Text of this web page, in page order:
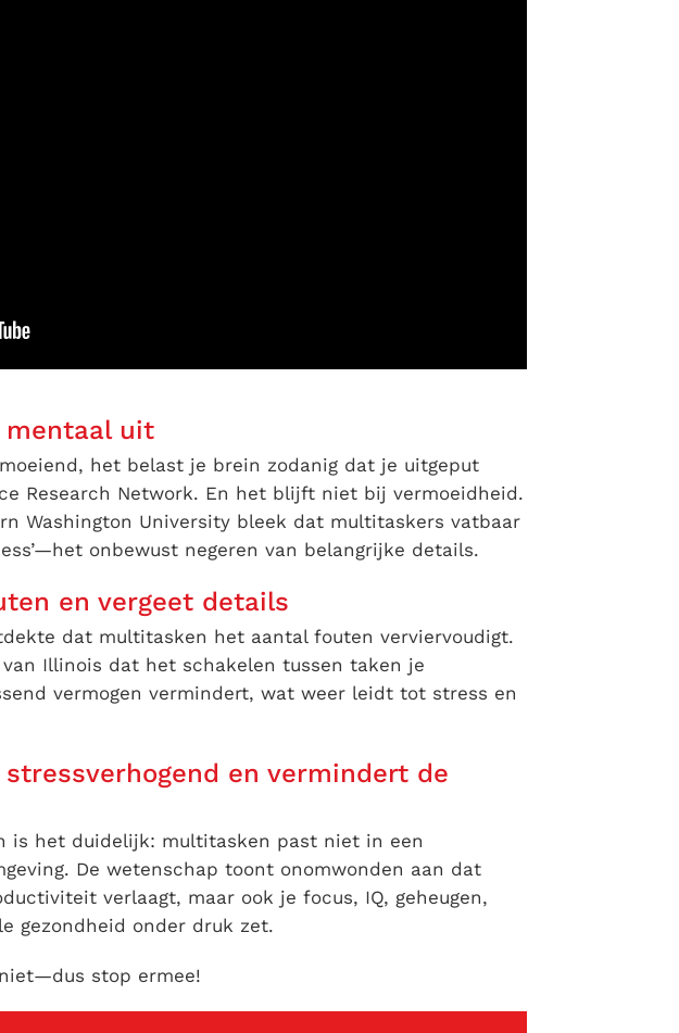
uit
het belast je brein zodanig dat je uitgeput
Research Network. En het blijft niet bij vermoeidheid.
Washington University bleek dat multitaskers vatbaar
onbewust negeren van belangrijke details.
en vergeet details
dat multitasken het aantal fouten verviervoudigt.
Illinois dat het schakelen tussen taken je
vermogen vermindert, wat weer leidt tot stress en
en vermindert de
is het duidelijk: multitasken past niet in een
De wetenschap toont onomwonden aan dat
verlaagt, maar ook je focus, IQ, geheugen,
gezondheid onder druk zet.
stop ermee!